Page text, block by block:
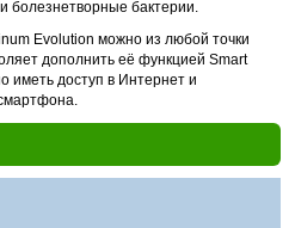
болезнетворные бактерии.
Evolution можно из любой точки
дополнить её функцией Smart
иметь доступ в Интернет и